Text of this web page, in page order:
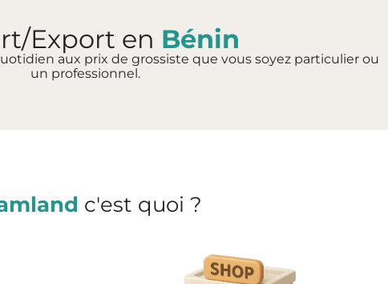
Accessoires
Export en Bénin
aux prix de grossiste que vous soyez particulier ou
un professionnel.
c'est quoi ?